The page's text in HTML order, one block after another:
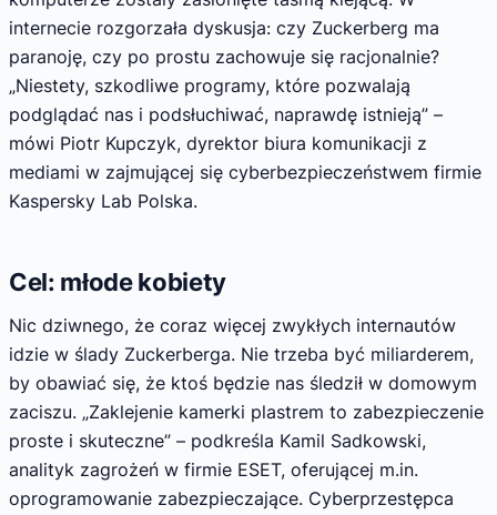
internecie rozgorzała dyskusja: czy Zuckerberg ma
paranoję, czy po prostu zachowuje się racjonalnie?
„Niestety, szkodliwe programy, które pozwalają
podglądać nas i podsłuchiwać, naprawdę istnieją” –
mówi Piotr Kupczyk, dyrektor biura komunikacji z
mediami w zajmującej się cyberbezpieczeństwem firmie
Kaspersky Lab Polska.
Cel: młode kobiety
Nic dziwnego, że coraz więcej zwykłych internautów
idzie w ślady Zuckerberga. Nie trzeba być miliarderem,
by obawiać się, że ktoś będzie nas śledził w domowym
zaciszu. „Zaklejenie kamerki plastrem to zabezpieczenie
proste i skuteczne” – podkreśla Kamil Sadkowski,
analityk zagrożeń w firmie ESET, oferującej m.in.
oprogramowanie zabezpieczające. Cyberprzestępca